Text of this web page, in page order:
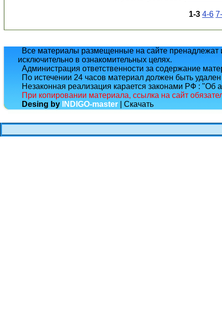
1-3 4-6
Все материалы размещенные на сайте пренадлежат
исключительно в ознакомительных целях.
Администрация ответственности за содержание
По истечении 24 часов материал должен быть
Незаконная реализация карается законами РФ : "Об
При копировании материала, ссылка на сайт
Desing by
INDIGO-master | Скачать